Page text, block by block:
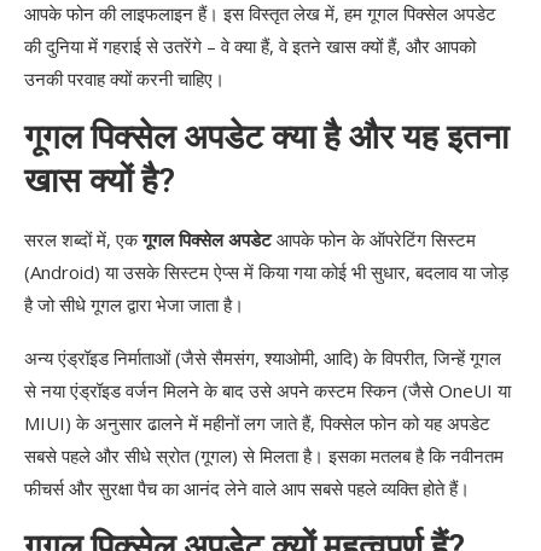
निष्कर्ष
अक्सर पूछे जाने वाले प्रश्न (FAQ)
अस्वीकरण (Disclaimer)
आपके फोन की लाइफलाइन हैं। इस विस्तृत लेख में, हम गूगल पिक्सेल अपडेट
की दुनिया में गहराई से उतरेंगे – वे क्या हैं, वे इतने खास क्यों हैं, और आपको
उनकी परवाह क्यों करनी चाहिए।
गूगल पिक्सेल अपडेट क्या है और यह इतना
खास क्यों है?
सरल शब्दों में, एकगूगल पिक्सेल अपडेटआपके फोन के ऑपरेटिंग सिस्टम
(Android) या उसके सिस्टम ऐप्स में किया गया कोई भी सुधार, बदलाव या जोड़
है जो सीधे गूगल द्वारा भेजा जाता है।
अन्य एंड्रॉइड निर्माताओं (जैसे सैमसंग, श्याओमी, आदि) के विपरीत, जिन्हें गूगल
से नया एंड्रॉइड वर्जन मिलने के बाद उसे अपने कस्टम स्किन (जैसे OneUI या
MIUI) के अनुसार ढालने में महीनों लग जाते हैं, पिक्सेल फोन को यह अपडेट
सबसे पहले और सीधे स्रोत (गूगल) से मिलता है। इसका मतलब है कि नवीनतम
फीचर्स और सुरक्षा पैच का आनंद लेने वाले आप सबसे पहले व्यक्ति होते हैं।